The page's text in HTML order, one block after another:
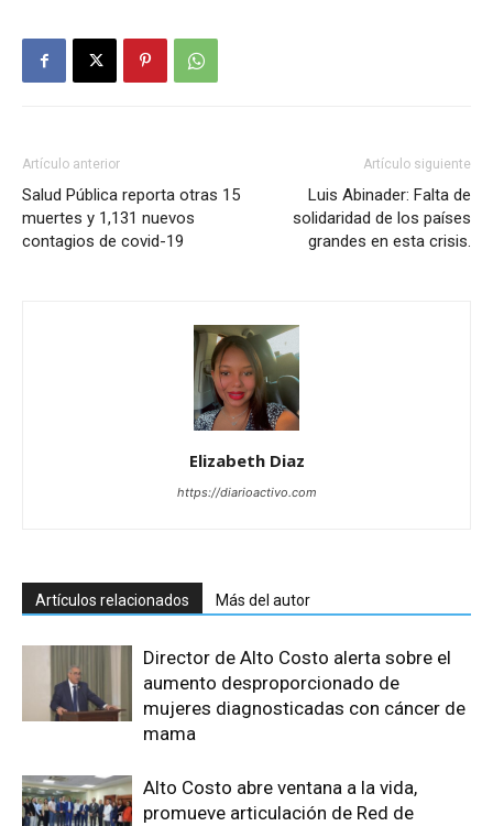
Artículo anterior
Salud Pública reporta otras 15
muertes y 1,131 nuevos
contagios de covid-19
Artículo siguiente
Luis Abinader: Falta de
solidaridad de los países
grandes en esta crisis.
Elizabeth Diaz
https://diarioactivo.com
Artículos relacionados Más del autor
Director de Alto Costo alerta sobre el
aumento desproporcionado de
mujeres diagnosticadas con cáncer de
mama
Alto Costo abre ventana a la vida,
promueve articulación de Red de